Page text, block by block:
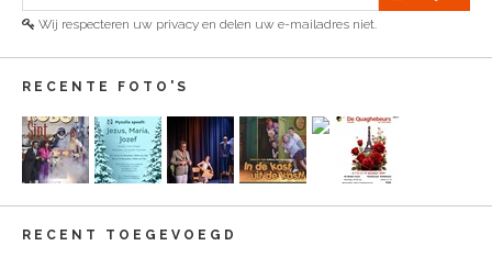
Wij respecteren uw privacy en delen uw e-mailadres niet.
RECENTE FOTO'S
RECENT TOEGEVOEGD